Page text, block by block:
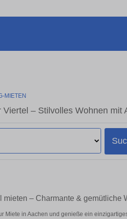
MIETEN
– Stilvolles Wohnen mit
– Charmante & gemütliche
Miete in Aachen und genieße ein